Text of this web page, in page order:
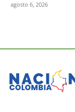
agosto 6, 2026